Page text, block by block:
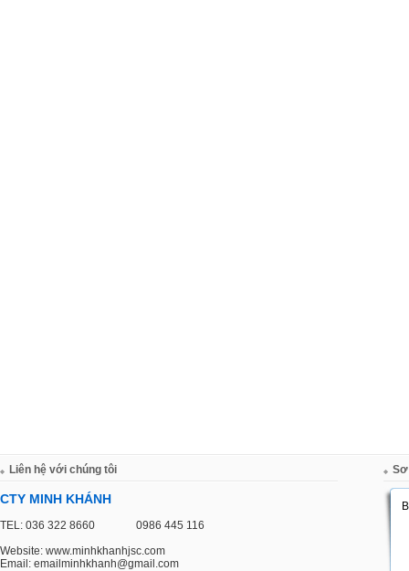
Liên hệ với chúng tôi
CTY MINH KHÁNH
TEL: 036 322 8660 0986 445 116
Website: www.minhkhanhjsc.com
Email: emailminhkhanh@gmail.com